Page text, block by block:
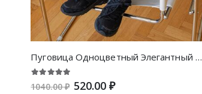
Пуговица Одноцветный Элегантный Блузы
1040.00 ₽ 520.00 ₽